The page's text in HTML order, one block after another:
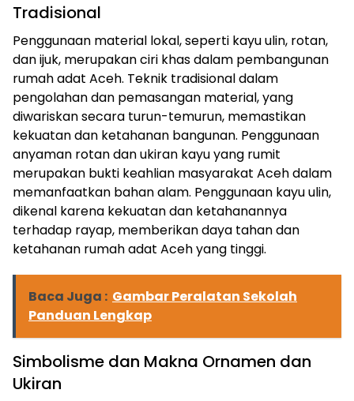
ⓘ
Tradisional
Penggunaan material lokal, seperti kayu ulin, rotan,
dan ijuk, merupakan ciri khas dalam pembangunan
rumah adat Aceh. Teknik tradisional dalam
pengolahan dan pemasangan material, yang
diwariskan secara turun-temurun, memastikan
kekuatan dan ketahanan bangunan. Penggunaan
anyaman rotan dan ukiran kayu yang rumit
merupakan bukti keahlian masyarakat Aceh dalam
memanfaatkan bahan alam. Penggunaan kayu ulin,
dikenal karena kekuatan dan ketahanannya
terhadap rayap, memberikan daya tahan dan
ketahanan rumah adat Aceh yang tinggi.
Baca Juga : Gambar Peralatan Sekolah
Panduan Lengkap
Simbolisme dan Makna Ornamen dan
Ukiran